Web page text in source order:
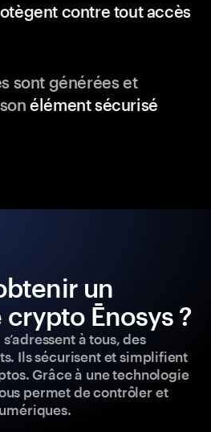
contre tout accès
sont générées et
élément sécurisé
un
Ēnosys ?
à tous, des
Ils sécurisent et simplifient
Grâce à une technologie
permet de contrôler et